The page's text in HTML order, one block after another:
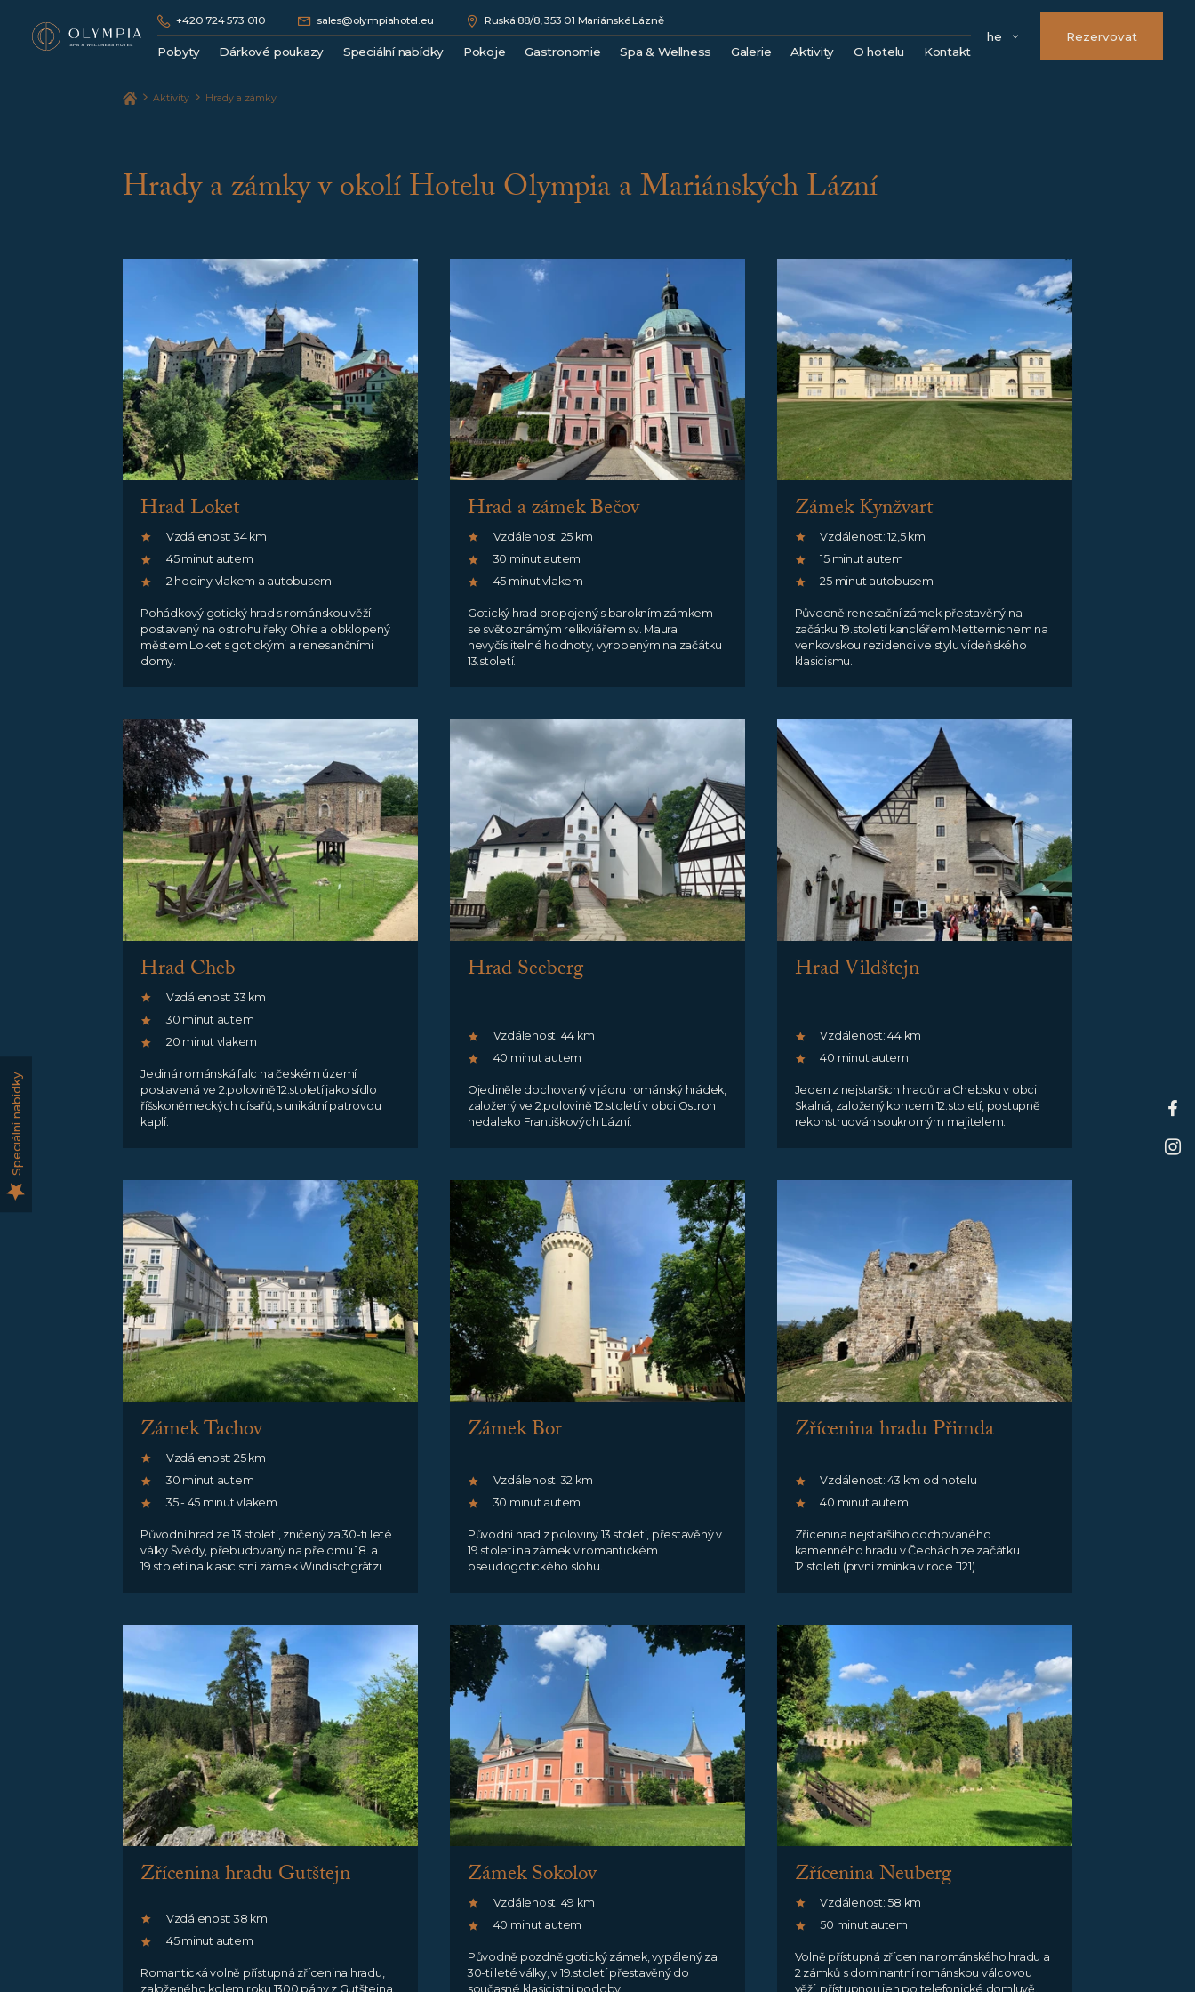
+420 724 573 010 sales@olympiahotel.eu Ruská 88/8, 353 01 Mariánské Lázně
Pobyty
Wellness pobyty
Vánoční / Silvestrovské pobyty
Dárkové poukazy Speciální nabídky
Pokoje
Royal Suite
Gastronomie
Spa & Wellness
Galerie
Aktivity
Přírodní památky
O hotelu
Věrnostní program
Volné pracovní pozice
Kontakt
he Rezervovat
Aktivity Hrady a zámky
Hrady a zámky v okolí Hotelu Olympia a Mariánských Lázní
Hrad Loket
Vzdálenost: 34 km
45 minut autem
2 hodiny vlakem a autobusem
Pohádkový gotický hrad s románskou věží
postavený na ostrohu řeky Ohře a obklopený
městem Loket s gotickými a renesančními
domy.
Hrad a zámek Bečov
Vzdálenost: 25 km
30 minut autem
45 minut vlakem
Gotický hrad propojený s barokním zámkem
se světoznámým relikviářem sv. Maura
nevyčíslitelné hodnoty, vyrobeným na začátku
13.století.
Zámek Kynžvart
Vzdálenost: 12,5 km
15 minut autem
25 minut autobusem
Původně renesační zámek přestavěný na
začátku 19.století kancléřem Metternichem na
venkovskou rezidenci ve stylu vídeňského
klasicismu.
Hrad Cheb
Vzdálenost: 33 km
30 minut autem
20 minut vlakem
Jediná románská falc na českém území
postavená ve 2.polovině 12.století jako sídlo
říšskoněmeckých císařů, s unikátní patrovou
kaplí.
Hrad Seeberg
Vzdálenost: 44 km
40 minut autem
Ojediněle dochovaný v jádru románský hrádek,
založený ve 2.polovině 12.století v obci Ostroh
nedaleko Františkových Lázní.
Hrad Vildštejn
Vzdálenost: 44 km
40 minut autem
Jeden z nejstarších hradů na Chebsku v obci
Skalná, založený koncem 12.století, postupně
rekonstruován soukromým majitelem.
Zámek Tachov
Vzdálenost: 25 km
30 minut autem
35 - 45 minut vlakem
Původní hrad ze 13.století, zničený za 30-ti leté
války Švédy, přebudovaný na přelomu 18. a
19.století na klasicistní zámek Windischgrätzi.
Zámek Bor
Vzdálenost: 32 km
30 minut autem
Původní hrad z poloviny 13.století, přestavěný v
19.století na zámek v romantickém
pseudogotického slohu.
Zřícenina hradu Přimda
Vzdálenost: 43 km od hotelu
40 minut autem
Zřícenina nejstaršího dochovaného
kamenného hradu v Čechách ze začátku
12.století (první zmínka v roce 1121).
Zřícenina hradu Gutštejn
Vzdálenost: 38 km
45 minut autem
Romantická volně přístupná zřícenina hradu,
založeného kolem roku 1300 pány z Gutštejna.
Zámek Sokolov
Vzdálenost: 49 km
40 minut autem
Původně pozdně gotický zámek, vypálený za
30-ti leté války, v 19.století přestavěný do
současné klasicistní podoby.
Zřícenina Neuberg
Vzdálenost: 58 km
50 minut autem
Volně přístupná zřícenina románského hradu a
2 zámků s dominantní románskou válcovou
věží, přístupnou jen po telefonické domluvě.
Speciální nabídky